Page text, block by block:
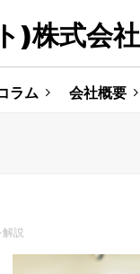
)株式会社
ラム 会社概要
解説